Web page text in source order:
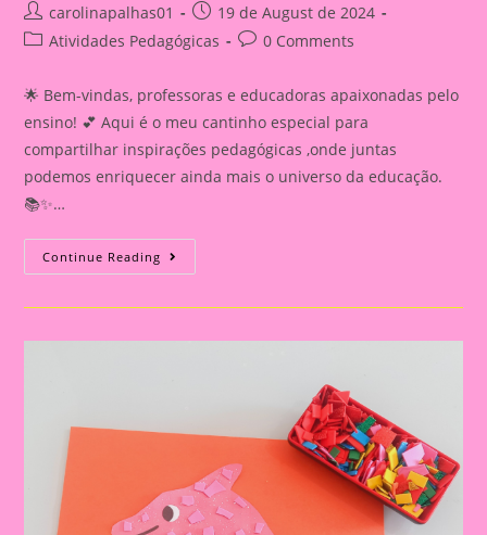
Post
author:
carolinapalhas01
Post
published:
19 de August de 2024
PostAtividades Pedagógicas
Post0 Comments
🌟 Bem-vindas, professoras e educadoras apaixonadas pelo
ensino! 💕 Aqui é o meu cantinho especial para
compartilhar inspirações pedagógicas ,onde juntas
podemos enriquecer ainda mais o universo da educação.
📚✨…
Continue Reading Atividade
Sobre
Folclore
O
Cor